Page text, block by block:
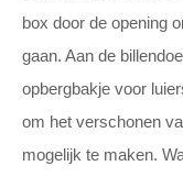
box door de opening
gaan. Aan de
opbergbakje voor
om het verschonen
mogelijk te maken.